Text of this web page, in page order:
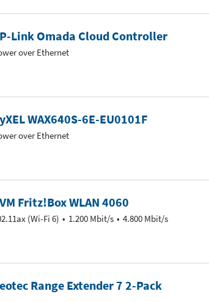
Link Omada Cloud Controller
over Ethernet
WAX640S-6E-EU0101F
over Ethernet
Fritz!Box WLAN 4060
(Wi-Fi 6) 1.200 Mbit/s 4.800 Mbit/s
Range Extender 7 2-Pack